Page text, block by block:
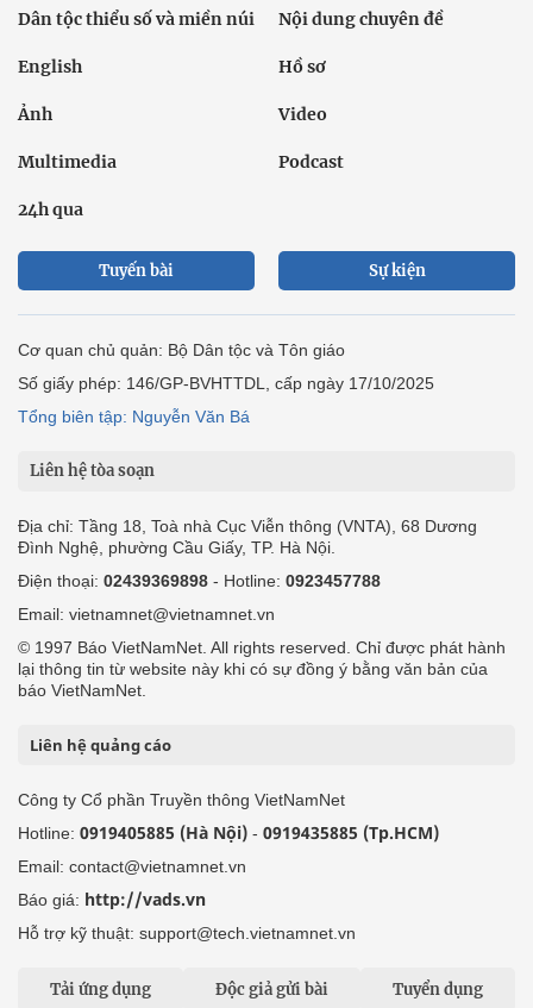
Dân tộc thiểu số và miền núi Nội dung chuyên đề
English Hồ sơ
Ảnh Video
Multimedia Podcast
24h qua
Tuyến bài Sự kiện
Cơ quan chủ quản: Bộ Dân tộc và Tôn giáo
Số giấy phép: 146/GP-BVHTTDL, cấp ngày 17/10/2025
Tổng biên tập: Nguyễn Văn Bá
Liên hệ tòa soạn
Địa chỉ: Tầng 18, Toà nhà Cục Viễn thông (VNTA), 68 Dương
Đình Nghệ, phường Cầu Giấy, TP. Hà Nội.
Điện thoại: 02439369898 - Hotline: 0923457788
Email: vietnamnet@vietnamnet.vn
© 1997 Báo VietNamNet. All rights reserved. Chỉ được phát hành
lại thông tin từ website này khi có sự đồng ý bằng văn bản của
báo VietNamNet.
Liên hệ quảng cáo
Công ty Cổ phần Truyền thông VietNamNet
Hotline: 0919405885 (Hà Nội) - 0919435885 (Tp.HCM)
Email: contact@vietnamnet.vn
Báo giá: http://vads.vn
Hỗ trợ kỹ thuật: support@tech.vietnamnet.vn
Tải ứng dụng Độc giả gửi bài Tuyển dụng